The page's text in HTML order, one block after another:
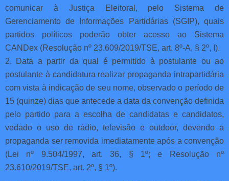
comunicar à Justiça Eleitoral, pelo Sistema de
Gerenciamento de Informações Partidárias (SGIP), quais
partidos políticos poderão obter acesso ao Sistema
CANDex (Resolução nº 23.609/2019/TSE, art. 8º-A, § 2º, I).
2. Data a partir da qual é permitido à postulante ou ao
postulante à candidatura realizar propaganda intrapartidária
com vista à indicação de seu nome, observado o período de
15 (quinze) dias que antecede a data da convenção definida
pelo partido para a escolha de candidatas e candidatos,
vedado o uso de rádio, televisão e outdoor, devendo a
propaganda ser removida imediatamente após a convenção
(Lei nº 9.504/1997, art. 36, § 1º; e Resolução nº
23.610/2019/TSE, art. 2º, § 1º).